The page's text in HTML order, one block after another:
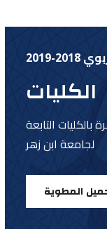
2019
الكليات
بالكليات التابعة
لجامعة ابن زهر
المطوية